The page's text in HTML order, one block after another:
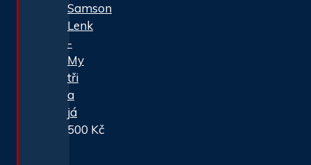
Samson
Lenk
-
My
tři
a
já
500 Kč